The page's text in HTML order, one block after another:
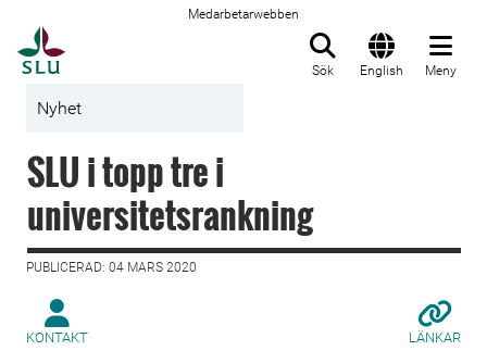
Medarbetarwebben
Sök English Meny
Nyhet
SLU i topp tre i
universitetsrankning
PUBLICERAD: 04 MARS 2020
KONTAKT LÄNKAR